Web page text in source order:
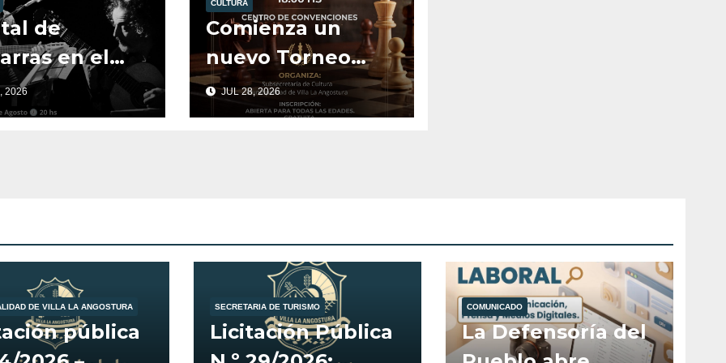
de
en el
2026
CULTURA
Comienza un
nuevo Torneo
Amistoso de
Ajedrez.
JUL 28, 2026
DE VILLA LA ANGOSTURA
pública
SECRETARIA DE TURISMO
Licitación Pública
COMUNICADO
La Defensoría del